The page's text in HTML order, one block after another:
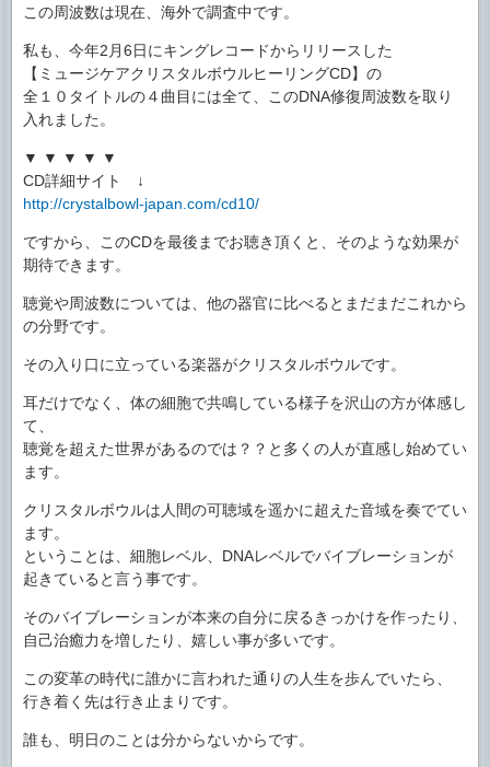
この周波数は現在、海外で調査中です。
私も、今年2月6日にキングレコードからリリースした
【ミュージケアクリスタルボウルヒーリングCD】の
全１０タイトルの４曲目には全て、このDNA修復周波数を取り
入れました。
▼ ▼ ▼ ▼ ▼
CD詳細サイト ↓
http://crystalbowl-japan.com/cd10/
ですから、このCDを最後までお聴き頂くと、そのような効果が
期待できます。
聴覚や周波数については、他の器官に比べるとまだまだこれから
の分野です。
その入り口に立っている楽器がクリスタルボウルです。
耳だけでなく、体の細胞で共鳴している様子を沢山の方が体感し
て、
聴覚を超えた世界があるのでは？？と多くの人が直感し始めてい
ます。
クリスタルボウルは人間の可聴域を遥かに超えた音域を奏でてい
ます。
ということは、細胞レベル、DNAレベルでバイブレーションが
起きていると言う事です。
そのバイブレーションが本来の自分に戻るきっかけを作ったり、
自己治癒力を増したり、嬉しい事が多いです。
この変革の時代に誰かに言われた通りの人生を歩んでいたら、
行き着く先は行き止まりです。
誰も、明日のことは分からないからです。